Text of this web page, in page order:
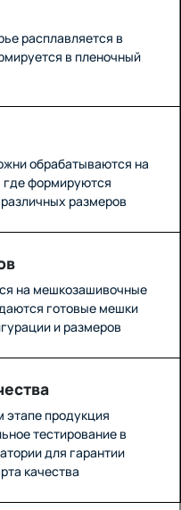
расплавляется в
в пленочный
обрабатываются на
где формируются
размеров
на мешкозашивочные
готовые мешки
и размеров
продукция
тестирование в
для гарантии
качества